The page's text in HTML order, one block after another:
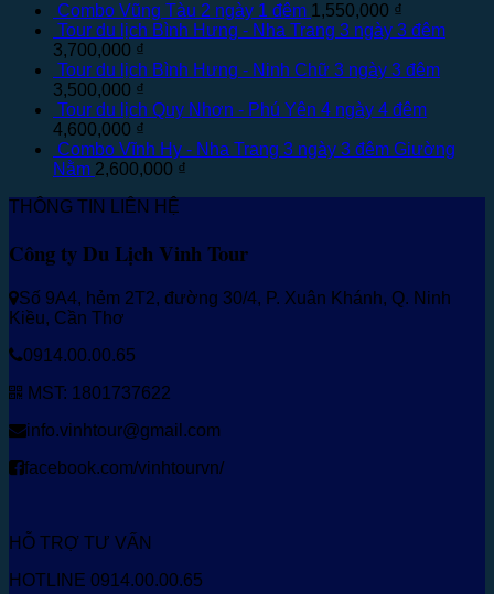
Combo Vũng Tàu 2 ngày 1 đêm 1,550,000 ₫
Tour du lịch Bình Hưng - Nha Trang 3 ngày 3 đêm
3,700,000 ₫
Tour du lịch Bình Hưng - Ninh Chữ 3 ngày 3 đêm
3,500,000 ₫
Tour du lịch Quy Nhơn - Phú Yên 4 ngày 4 đêm
4,600,000 ₫
Combo Vĩnh Hy - Nha Trang 3 ngày 3 đêm Giường
Nằm 2,600,000 ₫
THÔNG TIN LIÊN HỆ
Công ty Du Lịch Vinh Tour
Số 9A4, hẻm 2T2, đường 30/4, P. Xuân Khánh, Q. Ninh
Kiều, Cần Thơ
0914.00.00.65
MST: 1801737622
info.vinhtour@gmail.com
facebook.com/vinhtourvn/
HỖ TRỢ TƯ VẤN
HOTLINE 0914.00.00.65